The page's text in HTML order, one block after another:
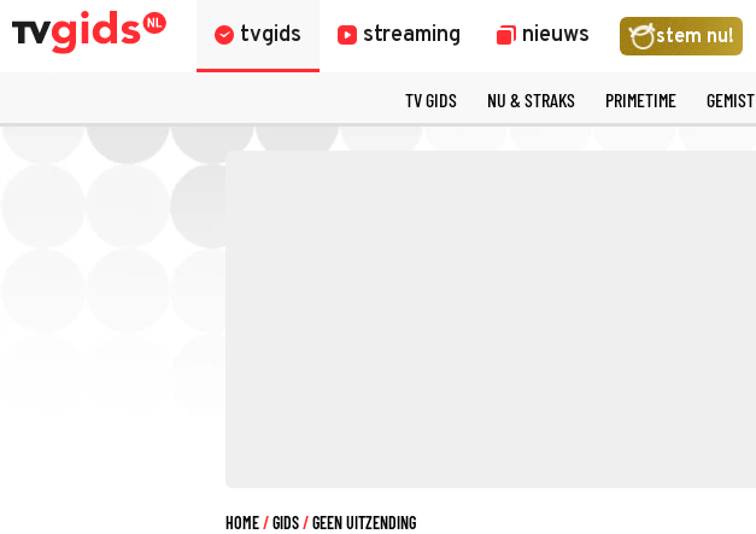
tvgids streaming nieuws stem nu!
TV GIDS NU & STRAKS PRIMETIME GEMIST
HOME GIDS GEEN UITZENDING